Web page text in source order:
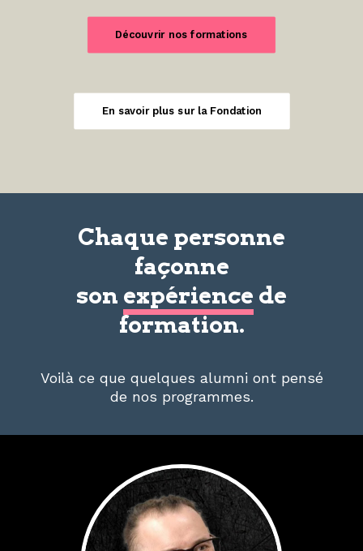
Découvrir nos formations
En savoir plus sur la Fondation
Chaque personne
façonne
son expérience de
formation.
Voilà ce que quelques alumni ont pensé
de nos programmes.